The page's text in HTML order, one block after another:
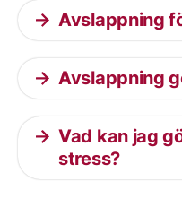
Avslappning
Avslappning
Vad kan jag
stress?